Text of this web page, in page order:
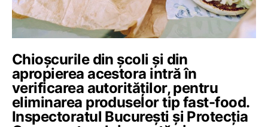
Chioșcurile din școli și din
apropierea acestora intră în
verificarea autorităților, pentru
eliminarea produselor tip fast-food.
Inspectoratul București și Protecția